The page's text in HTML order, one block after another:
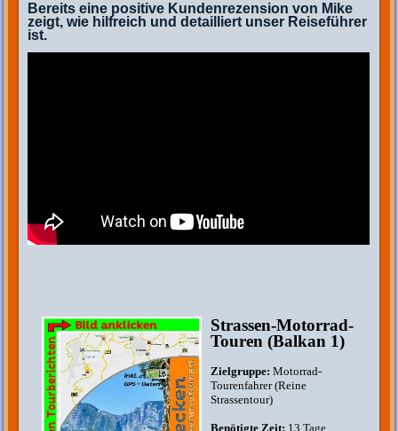
Bereits eine positive Kundenrezension von Mike
zeigt, wie hilfreich und detailliert unser Reiseführer
ist.
Strassen-Motorrad-
Touren (Balkan 1)
Zielgruppe:Motorrad-
Tourenfahrer (Reine
Strassentour)
Benötigte Zeit: 13 Tage